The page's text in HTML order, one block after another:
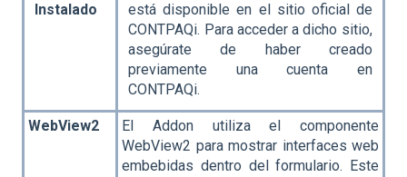
Instalado
está disponible en el sitio oficial de
CONTPAQi. Para acceder a dicho sitio,
asegúrate de haber creado
previamente una cuenta en
CONTPAQi.
WebView2
El Addon utiliza el componente
WebView2 para mostrar interfaces web
embebidas dentro del formulario. Este